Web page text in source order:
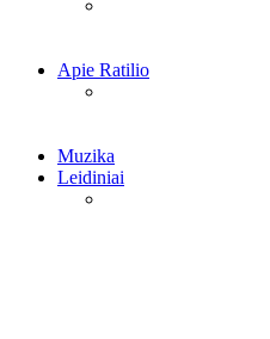
Apie Ratilio
Muzika
Leidiniai